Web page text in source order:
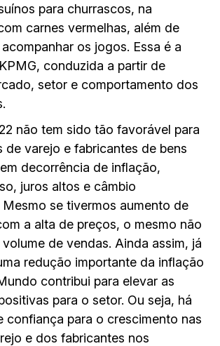
para churrascos, na
carnes vermelhas, além de
os jogos. Essa é a
conduzida a partir de
setor e comportamento dos
não tem sido tão favorável para
de varejo e fabricantes de bens
decorrência de inflação,
juros altos e câmbio
se tivermos aumento de
a alta de preços, o mesmo não
de vendas. Ainda assim, já
redução importante da inflação
contribui para elevar as
para o setor. Ou seja, há
confiança para o crescimento nas
e dos fabricantes nos